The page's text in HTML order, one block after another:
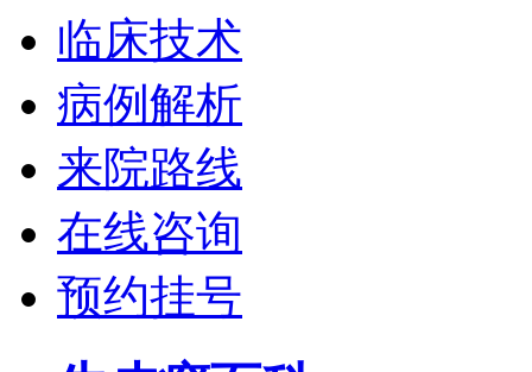
临床技术
病例解析
来院路线
在线咨询
预约挂号